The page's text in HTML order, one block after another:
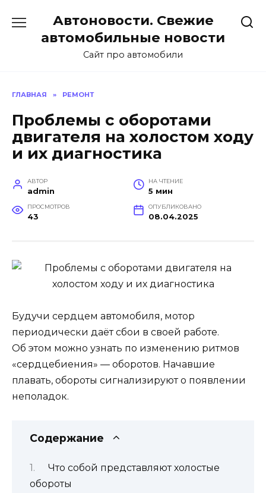
содержанию
Автоновости. Свежие
автомобильные новости
Сайт про автомобили
ГЛАВНАЯ » РЕМОНТ
Проблемы с оборотами
двигателя на холостом ходу
и их диагностика
АВТОР
admin
НА ЧТЕНИЕ
5 мин
ПРОСМОТРОВ
43
ОПУБЛИКОВАНО
08.04.2025
Будучи сердцем автомобиля, мотор
периодически даёт сбои в своей работе.
Об этом можно узнать по изменению ритмов
«сердцебиения» — оборотов. Начавшие
плавать, обороты сигнализируют о появлении
неполадок.
Содержание
Что собой представляют холостые
обороты